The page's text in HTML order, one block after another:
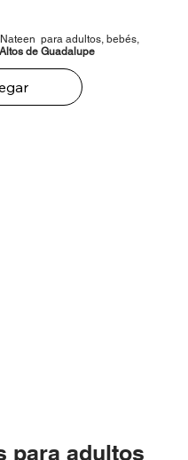
para adultos
para adultos, bebés,
de Guadalupe